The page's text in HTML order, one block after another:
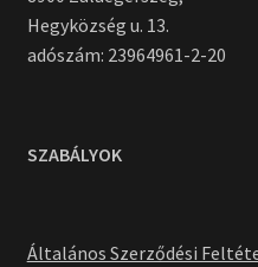
Hegyközség u. 13.
adószám: 23964961-2-20
SZABÁLYOK
Általános Szerződési